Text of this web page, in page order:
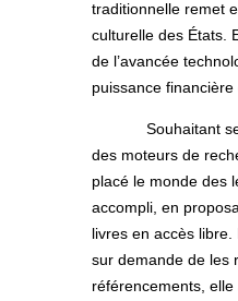
traditionnelle remet
culturelle des États.
de l’avancée
puissance financière
Souhaitant
des moteurs de
placé le monde des
accompli, en
livres en accès libre.
sur demande de les
référencements,